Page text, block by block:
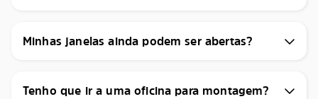
Minhas janelas ainda podem ser abertas?
Tenho que ir a uma oficina para montagem?